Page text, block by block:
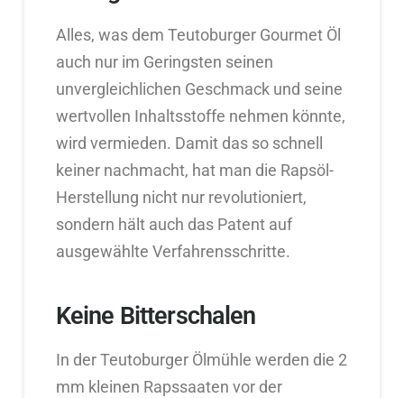
Alles, was dem Teutoburger Gourmet Öl
auch nur im Geringsten seinen
unvergleichlichen Geschmack und seine
wertvollen Inhaltsstoffe nehmen könnte,
wird vermieden. Damit das so schnell
keiner nachmacht, hat man die Rapsöl-
Herstellung nicht nur revolutioniert,
sondern hält auch das Patent auf
ausgewählte Verfahrensschritte.
Keine Bitterschalen
In der Teutoburger Ölmühle werden die 2
mm kleinen Rapssaaten vor der